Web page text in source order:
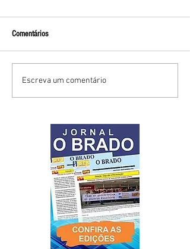
Comentários
Escreva um comentário